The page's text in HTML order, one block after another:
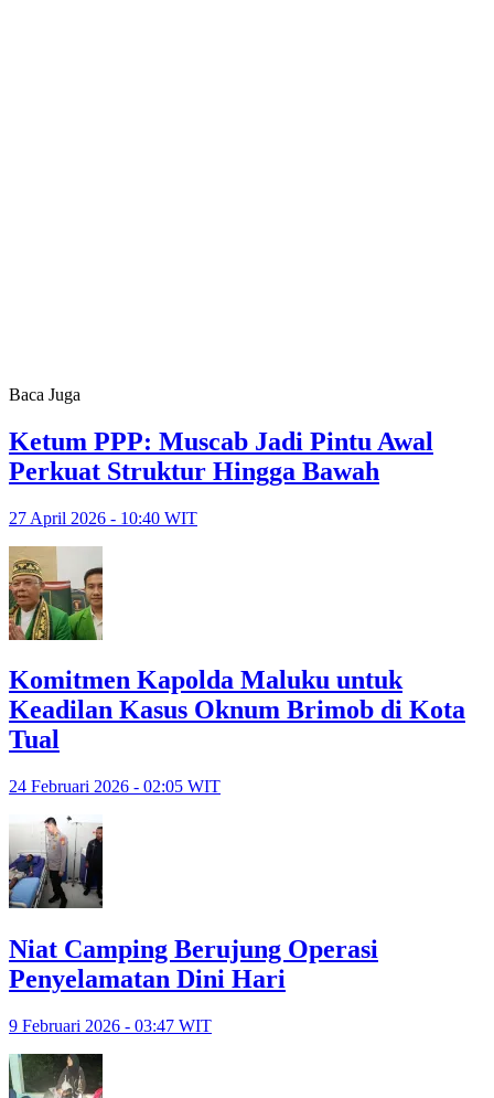
Baca Juga
Ketum PPP: Muscab Jadi Pintu Awal
Perkuat Struktur Hingga Bawah
27 April 2026 - 10:40 WIT
Komitmen Kapolda Maluku untuk
Keadilan Kasus Oknum Brimob di Kota
Tual
24 Februari 2026 - 02:05 WIT
Niat Camping Berujung Operasi
Penyelamatan Dini Hari
9 Februari 2026 - 03:47 WIT